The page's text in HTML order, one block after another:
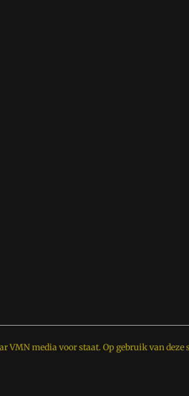
VMN media voor staat. Op gebruik van